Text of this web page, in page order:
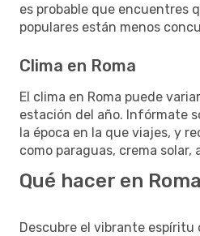
es probable que encuentres
populares están menos
Clima en Roma
El clima en Roma puede
estación del año. Infórmate
la época en la que viajes, y
como paraguas, crema solar,
Qué hacer en Roma
Descubre el vibrante espíritu